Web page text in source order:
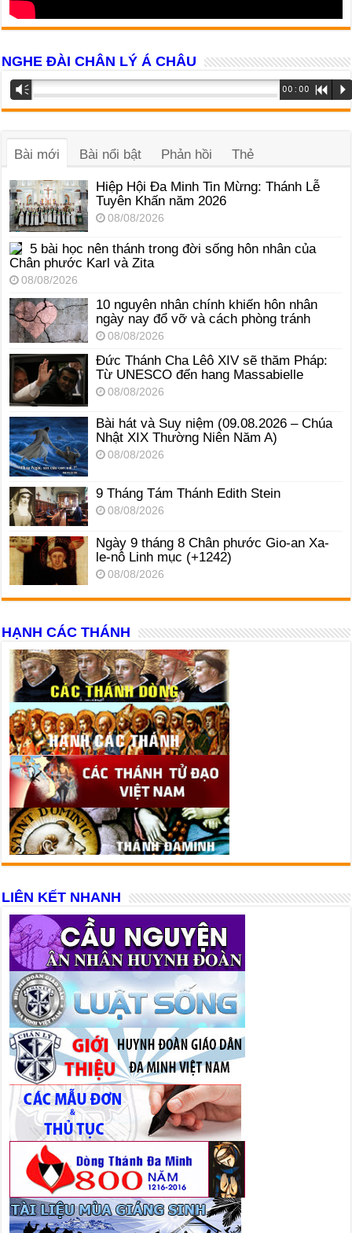
NGHE ĐÀI CHÂN LÝ Á CHÂU
Trình
phát
âm
Vm 00:00 R P
Bài mới Bài nổi bật Phản hồi Thẻ
Hiệp Hội Đa Minh Tin Mừng: Thánh Lễ
Tuyên Khấn năm 2026
08/08/2026
5 bài học nên thánh trong đời sống hôn nhân của
Chân phước Karl và Zita
08/08/2026
10 nguyên nhân chính khiến hôn nhân
ngày nay đổ vỡ và cách phòng tránh
08/08/2026
Đức Thánh Cha Lêô XIV sẽ thăm Pháp:
Từ UNESCO đến hang Massabielle
08/08/2026
Bài hát và Suy niệm (09.08.2026 – Chúa
Nhật XIX Thường Niên Năm A)
08/08/2026
9 Tháng Tám Thánh Edith Stein
08/08/2026
Ngày 9 tháng 8 Chân phước Gio-an Xa-
le-nô Linh mục (+1242)
08/08/2026
HẠNH CÁC THÁNH
LIÊN KẾT NHANH